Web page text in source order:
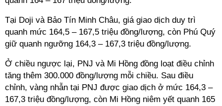
Tại Doji và Bảo Tín Minh Châu, giá giao dịch duy trì
quanh mức 164,5 – 167,5 triệu đồng/lượng, còn Phú Quý
giữ quanh ngưỡng 164,3 – 167,3 triệu đồng/lượng.
Ở chiều ngược lại, PNJ và Mi Hồng đồng loạt điều chỉnh
tăng thêm 300.000 đồng/lượng mỗi chiều. Sau điều
chỉnh, vàng nhẫn tại PNJ được giao dịch ở mức 164,3 –
167,3 triệu đồng/lượng, còn Mi Hồng niêm yết quanh 165